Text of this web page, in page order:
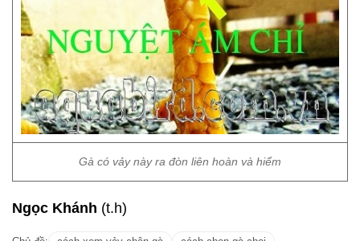
Gà có vảy này ra đòn liên hoàn và hiểm
Ngọc Khánh (t.h)